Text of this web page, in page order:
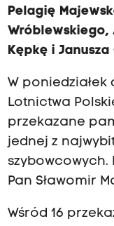
Pelagię
Wróblewskiego,
Kępkę i Janusza
W poniedziałek
Lotnictwa
przekazane
jednej z
Pan Sławomir
Wśród 16